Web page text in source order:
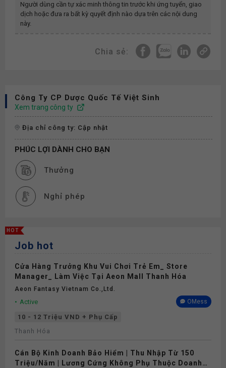
Người dùng cần tự xác minh thông tin trước khi ứng tuyển, giao
dịch hoặc đưa ra bất kỳ quyết định nào dựa trên các nội dung
này.
Chia sẻ:
Công Ty CP Dược Quốc Tế Việt Sinh
Xem trang công ty
Địa chỉ công ty: Cập nhật
PHÚC LỢI DÀNH CHO BẠN
Thưởng
Nghỉ phép
HOT
Job hot
Cửa Hàng Trưởng Khu Vui Chơi Trẻ Em_ Store
Manager_ Làm Việc Tại Aeon Mall Thanh Hóa
Aeon Fantasy Vietnam Co.,ltd.
Active OMess
10 - 12 Triệu VND + Phụ Cấp
Thanh Hóa
Cán Bộ Kinh Doanh Bảo Hiểm | Thu Nhập Từ 150
Triệu/Năm | Lương Cứng Không Phụ Thuộc Doanh